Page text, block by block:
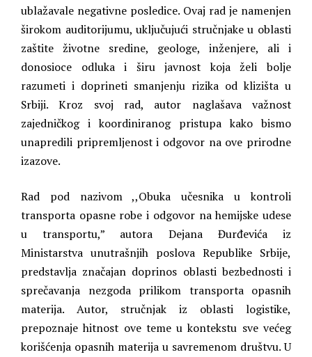
ublažavale negativne posledice. Ovaj rad je namenjen
širokom auditorijumu, uključujući stručnjake u oblasti
zaštite životne sredine, geologe, inženjere, ali i
donosioce odluka i širu javnost koja želi bolje
razumeti i doprineti smanjenju rizika od klizišta u
Srbiji. Kroz svoj rad, autor naglašava važnost
zajedničkog i koordiniranog pristupa kako bismo
unapredili pripremljenost i odgovor na ove prirodne
izazove.
Rad pod nazivom ,,Obuka učesnika u kontroli
transporta opasne robe i odgovor na hemijske udesе
u transportu,” autora Dejana Đurđevića iz
Ministarstva unutrašnjih poslova Republike Srbije,
predstavlja značajan doprinos oblasti bezbednosti i
sprečavanja nezgoda prilikom transporta opasnih
materija. Autor, stručnjak iz oblasti logistike,
prepoznaje hitnost ove teme u kontekstu sve većeg
korišćenja opasnih materija u savremenom društvu. U